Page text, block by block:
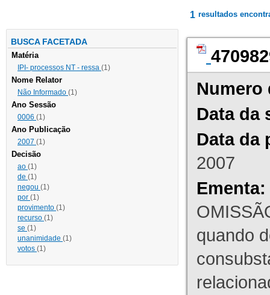
BUSCA FACETADA
Matéria
IPI- processos NT - ressa (1)
Nome Relator
Não Informado (1)
Ano Sessão
0006 (1)
Ano Publicação
2007 (1)
Decisão
ao (1)
de (1)
negou (1)
por (1)
provimento (1)
recurso (1)
se (1)
unanimidade (1)
votos (1)
1 resultados
Numero
Data da
Data da
2007
Ementa:
quando